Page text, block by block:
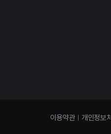
이용약관 개인정보